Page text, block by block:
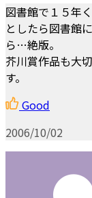
図書館で１５年
としたら図書館
ら…絶版。
芥川賞作品も大
す。
Good
2006/10/02